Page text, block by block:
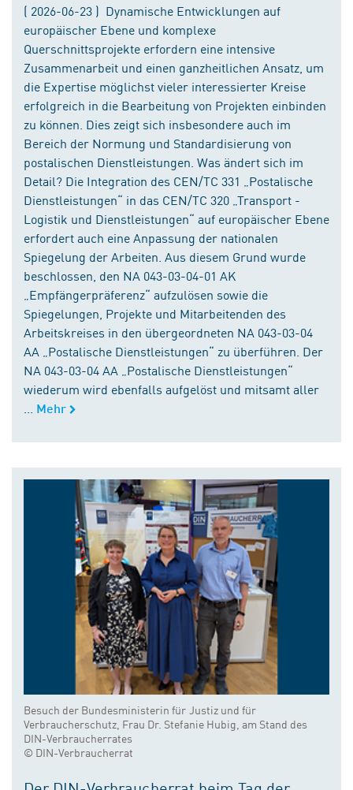
( 2026-06-23 ) Dynamische Entwicklungen auf
europäischer Ebene und komplexe
Querschnittsprojekte erfordern eine intensive
Zusammenarbeit und einen ganzheitlichen Ansatz, um
die Expertise möglichst vieler interessierter Kreise
erfolgreich in die Bearbeitung von Projekten einbinden
zu können. Dies zeigt sich insbesondere auch im
Bereich der Normung und Standardisierung von
postalischen Dienstleistungen. Was ändert sich im
Detail? Die Integration des CEN/TC 331 „Postalische
Dienstleistungen“ in das CEN/TC 320 „Transport -
Logistik und Dienstleistungen“ auf europäischer Ebene
erfordert auch eine Anpassung der nationalen
Spiegelung der Arbeiten. Aus diesem Grund wurde
beschlossen, den NA 043-03-04-01 AK
„Empfängerpräferenz“ aufzulösen sowie die
Spiegelungen, Projekte und Mitarbeitenden des
Arbeitskreises in den übergeordneten NA 043-03-04
AA „Postalische Dienstleistungen“ zu überführen. Der
NA 043-03-04 AA „Postalische Dienstleistungen“
wiederum wird ebenfalls aufgelöst und mitsamt aller
Mehr
Besuch der Bundesministerin für Justiz und für
Verbraucherschutz, Frau Dr. Stefanie Hubig, am Stand des
DIN-Verbraucherrates
© DIN-Verbraucherrat